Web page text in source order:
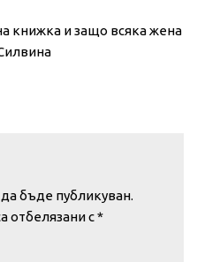
книжка и защо всяка жена
бъде публикуван.
отбелязани с*